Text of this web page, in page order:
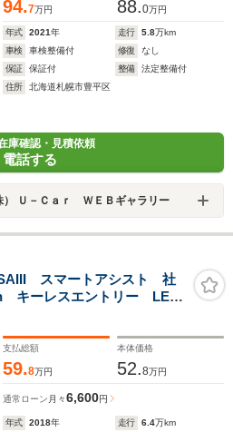
94.7万円 88.0万円
年式 2021年 走行 5.8万km
車検
車検整備付 修復
なし
保証
保証付 整備
法定整備付
住所
北海道札幌市豊平区
庫確認・見積依頼
電話する
） Ｕ－Ｃａｒ ＷＥＢギャラリー
スマートアシスト 社
ーレスエントリー LED
ミ クリアランスソナ
ートマチックハイビー
支払総額
59.8万円
本体価格
52.8万円
通常ローン 月々6,600円
年式 2018年 走行 6.4万km